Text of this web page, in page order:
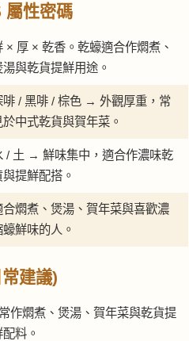
性密碼
× 厚 × 乾香。乾蠔適合作燜煮、
湯與乾貨提鮮用途。
啡 / 黑啡 / 棕色 → 外觀厚重，常
於中式乾貨與賀年菜。
/ 土 → 鮮味集中，適合作濃味乾
與提鮮配搭。
合燜煮、煲湯、賀年菜與喜歡濃
蠔鮮味的人。
建議)
作燜煮、煲湯、賀年菜與乾貨提
配料。